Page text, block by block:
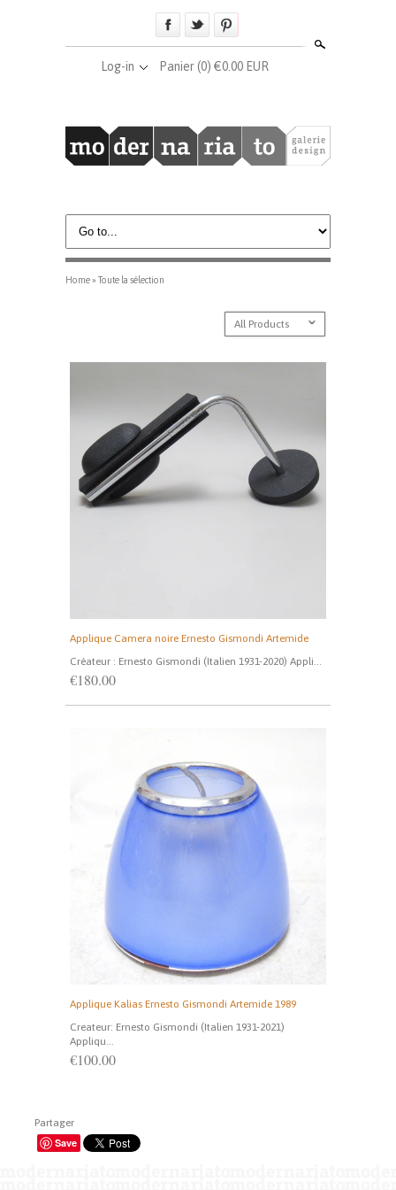
Log-in Panier(0) €0.00 EUR
Home» Toute la sélection
Partager
Save
All Products ˇ
Applique Camera noire Ernesto Gismondi Artemide
Créateur : Ernesto Gismondi (Italien 1931-2020) Appli...
€180.00
Applique Kalias Ernesto Gismondi Artemide 1989
Createur: Ernesto Gismondi (Italien 1931-2021)
Appliqu...
€100.00